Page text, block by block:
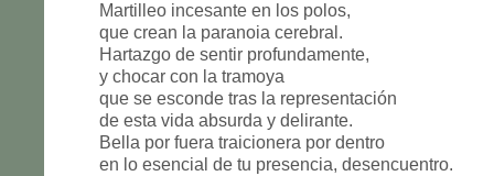
Martilleo incesante en los polos,
que crean la paranoia cerebral.
Hartazgo de sentir profundamente,
y chocar con la tramoya
que se esconde tras la representación
de esta vida absurda y delirante.
Bella por fuera traicionera por dentro
en lo esencial de tu presencia, desencuentro.